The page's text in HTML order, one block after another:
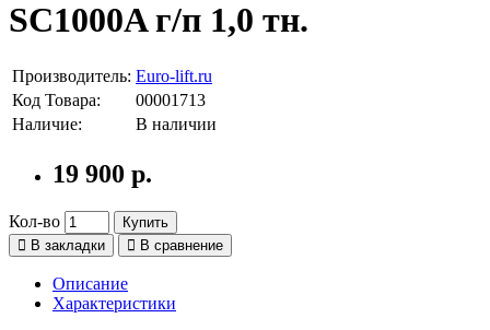
SC1000A г/п 1,0 тн.
Производитель: Euro-lift.ru
Код Товара:
00001713
Наличие:
В наличии
19 900 р.
Кол-во
Купить
В закладки
В сравнение
Описание
Характеристики